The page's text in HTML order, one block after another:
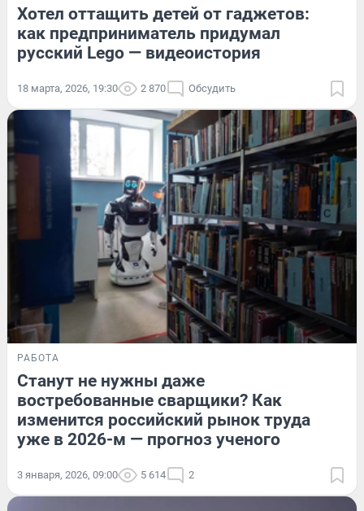
Хотел оттащить детей от гаджетов:
как предприниматель придумал
русский Lego — видеоистория
18 марта, 2026, 19:30 2 870 Обсудить
РАБОТА
Станут не нужны даже
востребованные сварщики? Как
изменится российский рынок труда
уже в 2026-м — прогноз ученого
3 января, 2026, 09:00 5 614 2